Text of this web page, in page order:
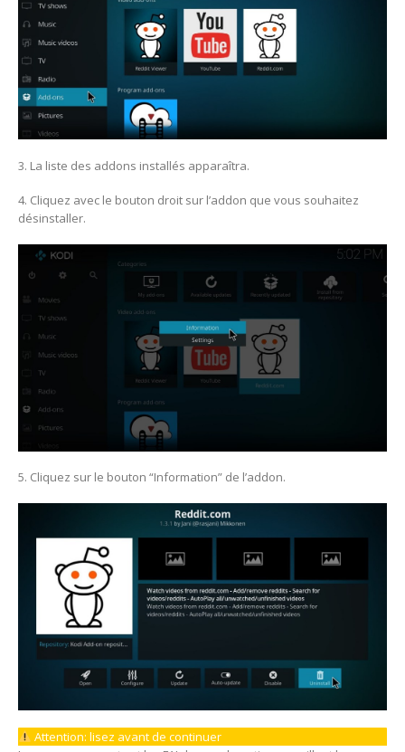
3. La liste des addons installés apparaîtra.
4. Cliquez avec le bouton droit sur l’addon que vous souhaitez
désinstaller.
5. Cliquez sur le bouton “Information” de l’addon.
Attention: lisez avant de continuer